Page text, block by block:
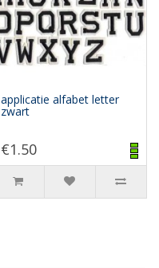
applicatie alfabet letter
zwart
€1.50